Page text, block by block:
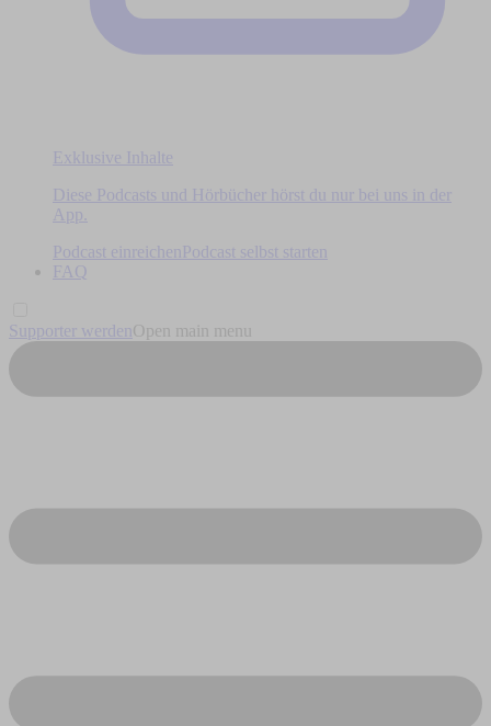
Exklusive Inhalte
Diese Podcasts und Hörbücher hörst du nur bei uns in der
App.
Podcast einreichen
Podcast selbst starten
FAQ
Supporter werden Open main menu